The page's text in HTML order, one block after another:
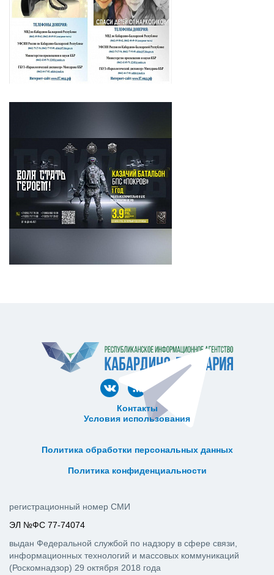
Контакты
Условия использования
Политика обработки персональных данных
Политика конфиденциальности
регистрационный номер СМИ
ЭЛ №ФС 77-74074
выдан Федеральной службой по надзору в сфере связи,
информационных технологий и массовых коммуникаций
(Роскомнадзор) 29 октября 2018 года